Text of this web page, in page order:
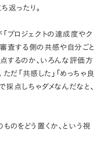
返ったり。
プロジェクトの達成度やク
査する側の共感や自分ごと
するのか、いろんな評価方
だ「共感した」「めっちゃ良
点しちゃダメなんだなと、
のをどう置くか、という視